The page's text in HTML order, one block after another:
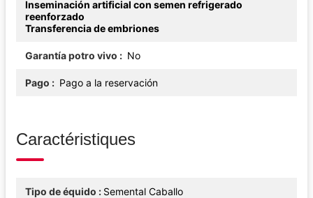
Inseminación artificial con semen refrigerado
reenforzado
Transferencia de embriones
Garantía potro vivo No
Pago Pago a la reservación
Caractéristiques
Tipo de équido Semental Caballo